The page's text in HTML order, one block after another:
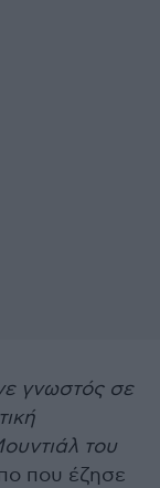
γνωστός σε
του
που έζησε